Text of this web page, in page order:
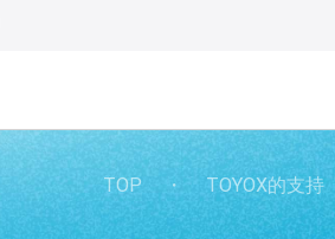
TOP ・ TOYOX的支持